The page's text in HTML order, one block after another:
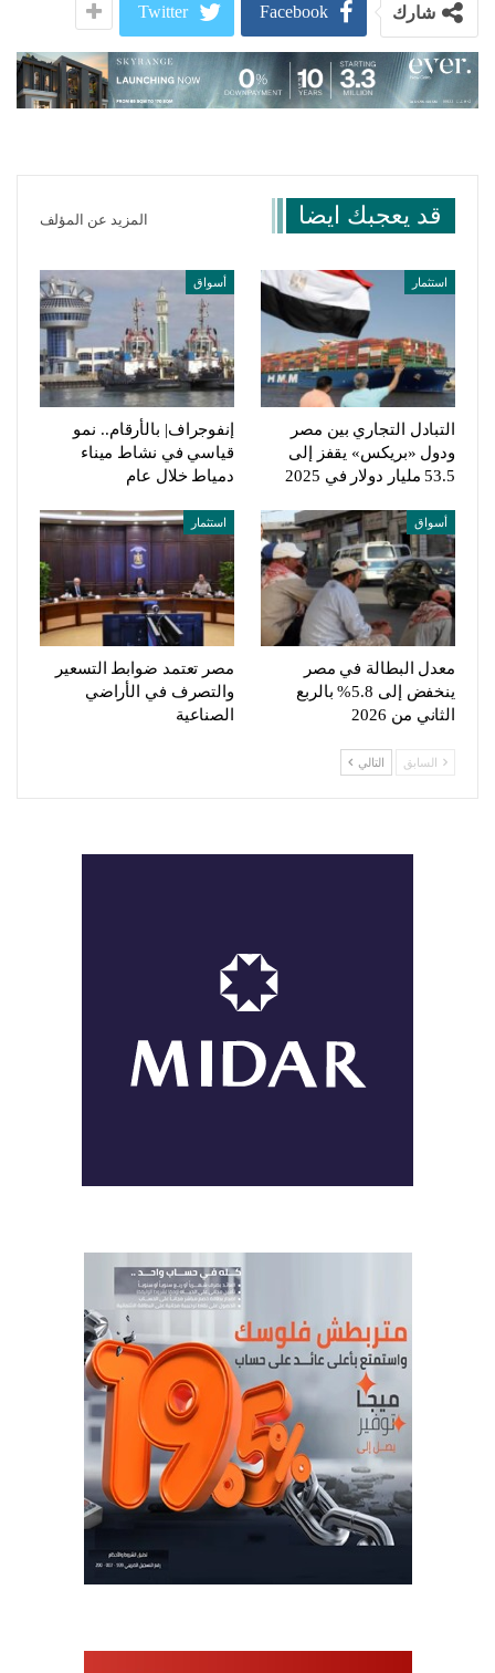
شارك Facebook
Twitter
قد يعجبك ايضا المزيد عن المؤلف
استثمار
التبادل التجاري بين مصر
ودول «بريكس» يقفز إلى
53.5 مليار دولار في 2025
أسواق
إنفوجراف| بالأرقام.. نمو
قياسي في نشاط ميناء
دمياط خلال عام
أسواق
معدل البطالة في مصر
ينخفض إلى 5.8% بالربع
الثاني من 2026
استثمار
مصر تعتمد ضوابط التسعير
والتصرف في الأراضي
الصناعية
السابق التالي